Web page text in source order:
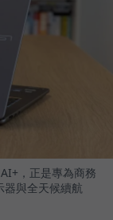
，正是專為商務
器與全天候續航